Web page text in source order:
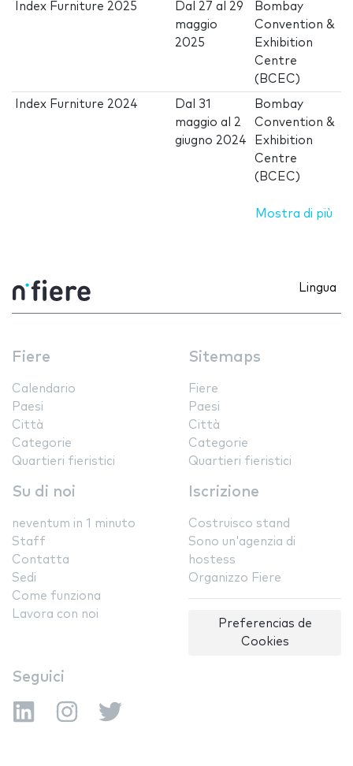
Index Furniture 2025 Dal 27 al 29
maggio
2025
Bombay
Convention &
Exhibition
Centre
(BCEC)
Index Furniture 2024 Dal 31
maggio al 2
giugno 2024
Bombay
Convention &
Exhibition
Centre
(BCEC)
Mostra di più
Lingua
Fiere
Calendario
Paesi
Città
Categorie
Quartieri fieristici
Sitemaps
Fiere
Paesi
Città
Categorie
Quartieri fieristici
Su di noi
neventum in 1 minuto
Staff
Contatta
Sedi
Come funziona
Lavora con noi
Iscrizione
Costruisco stand
Sono un'agenzia di
hostess
Organizzo Fiere
Preferencias de
Cookies
Seguici